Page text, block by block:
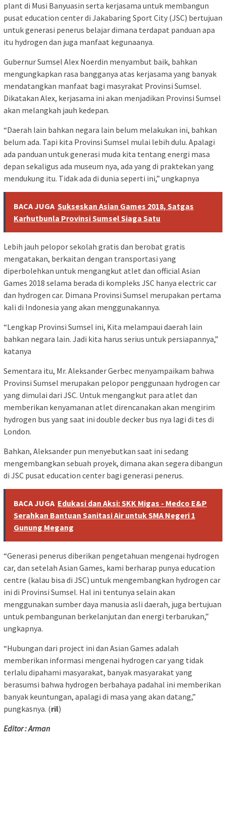
plant di Musi Banyuasin serta kerjasama untuk membangun
pusat education center di Jakabaring Sport City (JSC) bertujuan
untuk generasi penerus belajar dimana terdapat panduan apa
itu hydrogen dan juga manfaat kegunaanya.
Gubernur Sumsel Alex Noerdin menyambut baik, bahkan
mengungkapkan rasa bangganya atas kerjasama yang banyak
mendatangkan manfaat bagi masyrakat Provinsi Sumsel.
Dikatakan Alex, kerjasama ini akan menjadikan Provinsi Sumsel
akan melangkah jauh kedepan.
“Daerah lain bahkan negara lain belum melakukan ini, bahkan
belum ada. Tapi kita Provinsi Sumsel mulai lebih dulu. Apalagi
ada panduan untuk generasi muda kita tentang energi masa
depan sekaligus ada museum nya, ada yang di praktekan yang
mendukung itu. Tidak ada di dunia seperti ini,” ungkapnya
BACA JUGA Sukseskan Asian Games 2018, Satgas
Karhutbunla Provinsi Sumsel Siaga Satu
Lebih jauh pelopor sekolah gratis dan berobat gratis
mengatakan, berkaitan dengan transportasi yang
diperbolehkan untuk mengangkut atlet dan official Asian
Games 2018 selama berada di kompleks JSC hanya electric car
dan hydrogen car. Dimana Provinsi Sumsel merupakan pertama
kali di Indonesia yang akan menggunakannya.
“Lengkap Provinsi Sumsel ini, Kita melampaui daerah lain
bahkan negara lain. Jadi kita harus serius untuk persiapannya,”
katanya
Sementara itu, Mr. Aleksander Gerbec menyampaikam bahwa
Provinsi Sumsel merupakan pelopor penggunaan hydrogen car
yang dimulai dari JSC. Untuk mengangkut para atlet dan
memberikan kenyamanan atlet direncanakan akan mengirim
hydrogen bus yang saat ini double decker bus nya lagi di tes di
London.
Bahkan, Aleksander pun menyebutkan saat ini sedang
mengembangkan sebuah proyek, dimana akan segera dibangun
di JSC pusat education center bagi generasi penerus.
BACA JUGA Edukasi dan Aksi: SKK Migas - Medco E&P
Serahkan Bantuan Sanitasi Air untuk SMA Negeri 1
Gunung Megang
“Generasi penerus diberikan pengetahuan mengenai hydrogen
car, dan setelah Asian Games, kami berharap punya education
centre (kalau bisa di JSC) untuk mengembangkan hydrogen car
ini di Provinsi Sumsel. Hal ini tentunya selain akan
menggunakan sumber daya manusia asli daerah, juga bertujuan
untuk pembangunan berkelanjutan dan energi terbarukan,”
ungkapnya.
“Hubungan dari project ini dan Asian Games adalah
memberikan informasi mengenai hydrogen car yang tidak
terlalu dipahami masyarakat, banyak masyarakat yang
berasumsi bahwa hydrogen berbahaya padahal ini memberikan
banyak keuntungan, apalagi di masa yang akan datang,”
pungkasnya. (ril)
Editor : Arman